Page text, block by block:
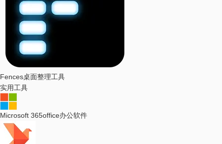
Fences桌面整理工具
实用工具
Microsoft 365office办公软件